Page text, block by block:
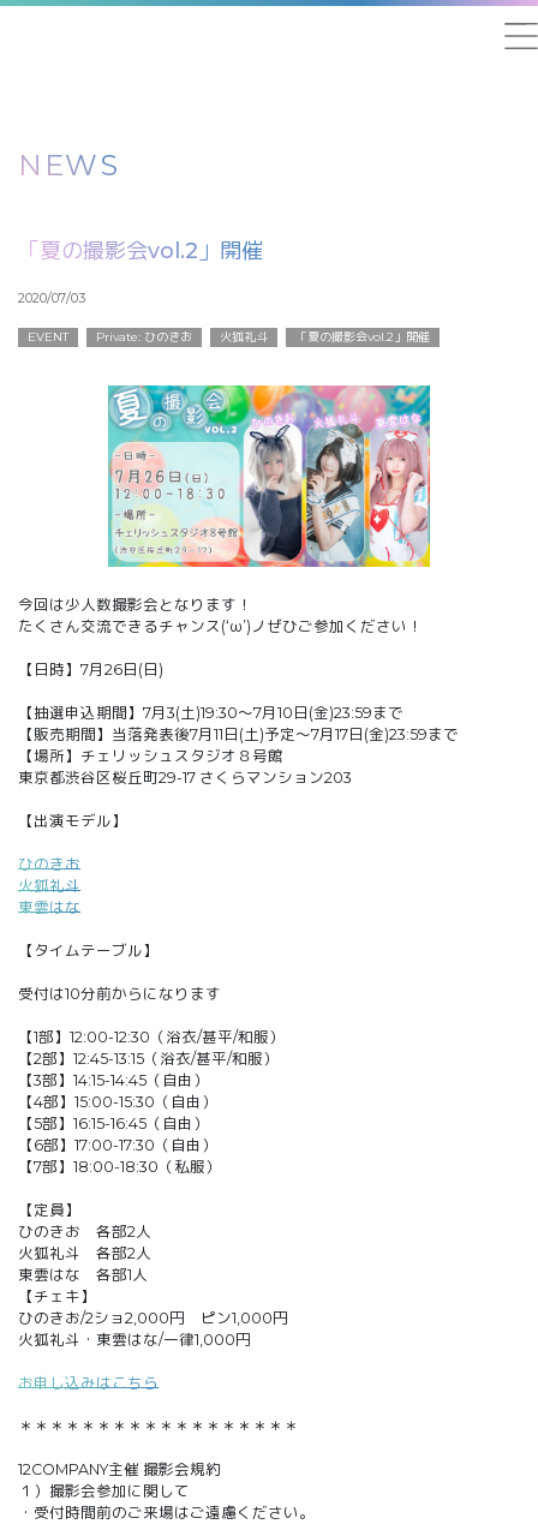
NEWS
「夏の撮影会vol.2」開催
2020/07/03
EVENT Private: ひのきお 火狐礼斗 「夏の撮影会vol.2」開催
今回は少人数撮影会となります！
たくさん交流できるチャンス(‘ω’)ノぜひご参加ください！
【日時】7月26日(日)
【抽選申込期間】7月3(土)19:30～7月10日(金)23:59まで
【販売期間】当落発表後7月11日(土)予定～7月17日(金)23:59まで
【場所】チェリッシュスタジオ８号館
東京都渋谷区桜丘町29-17 さくらマンション203
【出演モデル】
ひのきお
火狐礼斗
東雲はな
【タイムテーブル】
受付は10分前からになります
【1部】12:00-12:30（浴衣/甚平/和服）
【2部】12:45-13:15（浴衣/甚平/和服）
【3部】14:15-14:45（自由）
【4部】15:00-15:30（自由）
【5部】16:15-16:45（自由）
【6部】17:00-17:30（自由）
【7部】18:00-18:30（私服）
【定員】
ひのきお 各部2人
火狐礼斗 各部2人
東雲はな 各部1人
【チェキ】
ひのきお/2ショ2,000円 ピン1,000円
火狐礼斗・東雲はな/一律1,000円
お申し込みはこちら
＊＊＊＊＊＊＊＊＊＊＊＊＊＊＊＊＊＊
12COMPANY主催 撮影会規約
１）撮影会参加に関して
・受付時間前のご来場はご遠慮ください。